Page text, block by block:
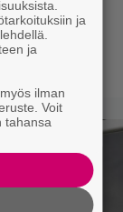
ja
ja
ilman
Voit
tahansa